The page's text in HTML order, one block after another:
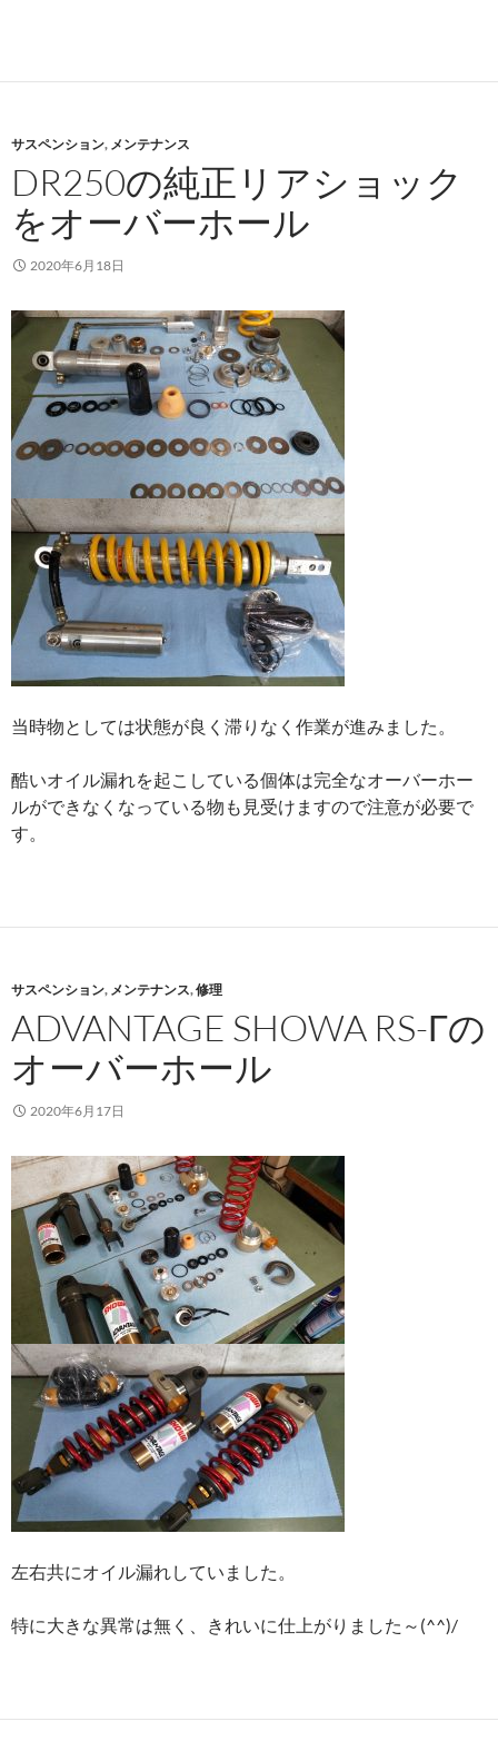
サスペンション, メンテナンス
DR250の純正リアショック
をオーバーホール
2020年6月18日
当時物としては状態が良く滞りなく作業が進みました。
酷いオイル漏れを起こしている個体は完全なオーバーホー
ルができなくなっている物も見受けますので注意が必要で
す。
サスペンション, メンテナンス,修理
ADVANTAGE SHOWA RS-Γの
オーバーホール
2020年6月17日
左右共にオイル漏れしていました。
特に大きな異常は無く、きれいに仕上がりました～(^^)/